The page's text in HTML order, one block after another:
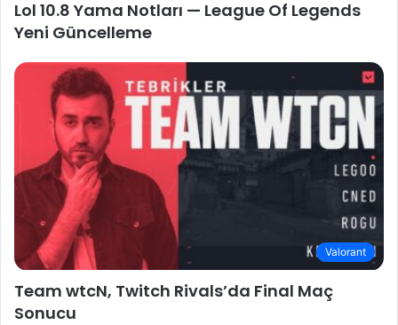
Lol 10.8 Yama Notları — League Of Legends
Yeni Güncelleme
Valorant
Team wtcN, Twitch Rivals’da Final Maç
Sonucu